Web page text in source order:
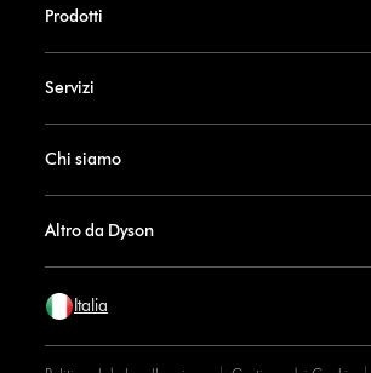
Prodotti
Servizi
Chi siamo
Altro da Dyson
Italia